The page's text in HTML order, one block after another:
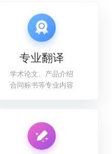
专业翻译
学术论文、产品介绍
合同标书等专业内容